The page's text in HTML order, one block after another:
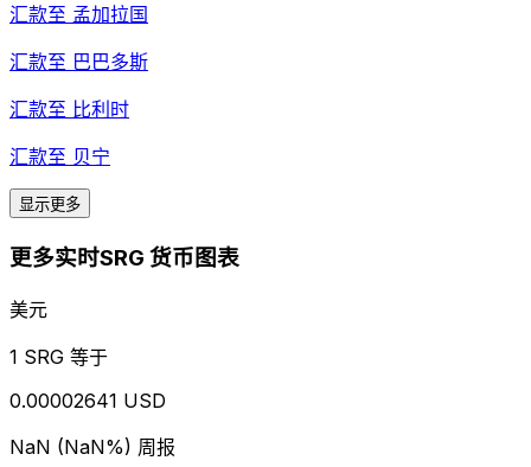
汇款至 孟加拉国
汇款至 巴巴多斯
汇款至 比利时
汇款至 贝宁
显示更多
更多实时SRG 货币图表
美元
1 SRG 等于
0.00002641 USD
NaN (NaN%) 周报